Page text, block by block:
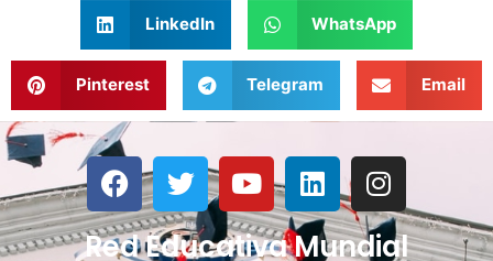
LinkedIn WhatsApp
Pinterest Telegram Email
Red Educativa Mundial